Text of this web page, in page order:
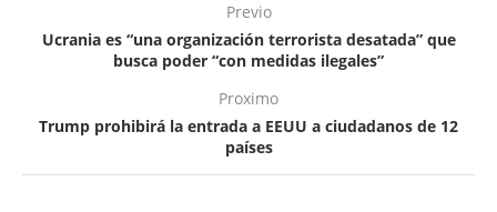
Previo
Ucrania es “una organización terrorista desatada” que
busca poder “con medidas ilegales”
Proximo
Trump prohibirá la entrada a EEUU a ciudadanos de 12
países